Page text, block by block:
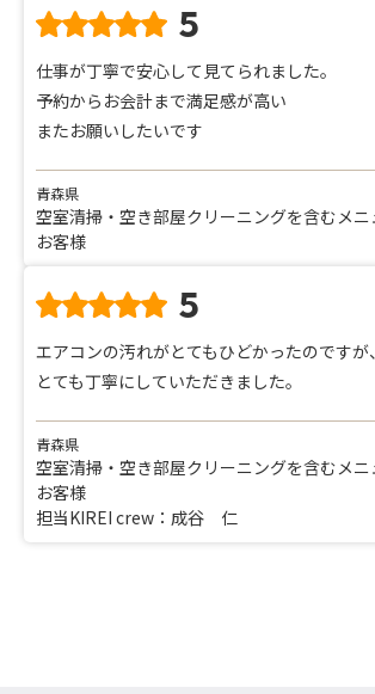
5
仕事が丁寧で安心して見てられました。
予約からお会計まで満足感が高い
またお願いしたいです
青森県
空室清掃・空き部屋クリーニングを含むメ
お客様
5
エアコンの汚れがとてもひどかったのですが
とても丁寧にしていただきました。
青森県
空室清掃・空き部屋クリーニングを含むメ
お客様
担当KIREI crew：成谷 仁